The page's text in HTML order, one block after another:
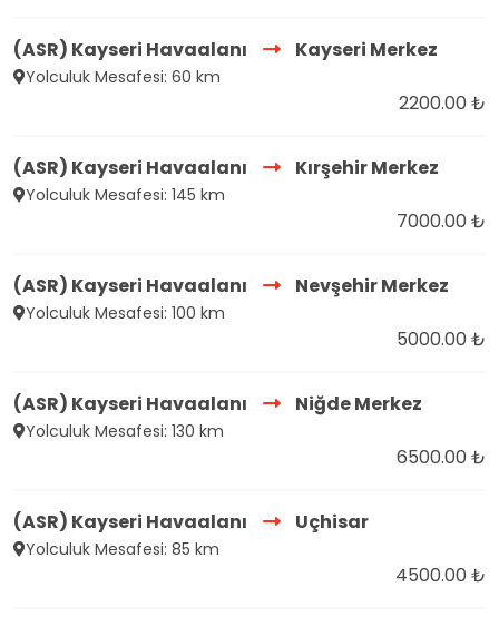
(ASR) Kayseri Havaalanı Kayseri Merkez
Yolculuk Mesafesi: 60 km
2200.00 ₺
(ASR) Kayseri Havaalanı Kırşehir Merkez
Yolculuk Mesafesi: 145 km
7000.00 ₺
(ASR) Kayseri Havaalanı Nevşehir Merkez
Yolculuk Mesafesi: 100 km
5000.00 ₺
(ASR) Kayseri Havaalanı Niğde Merkez
Yolculuk Mesafesi: 130 km
6500.00 ₺
(ASR) Kayseri Havaalanı Uçhisar
Yolculuk Mesafesi: 85 km
4500.00 ₺